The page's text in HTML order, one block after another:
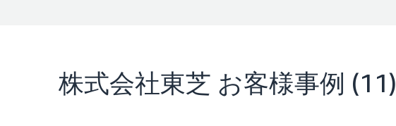
株式会社東芝 お客様事例 (11)